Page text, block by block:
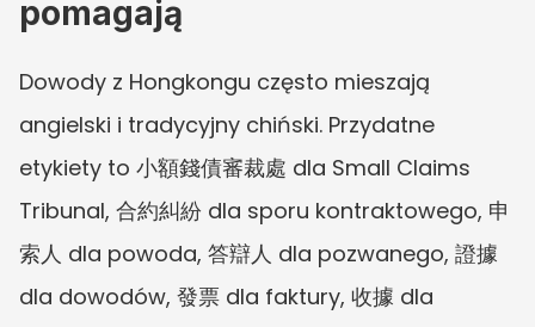
pomagają
Dowody z Hongkongu często mieszają
angielski i tradycyjny chiński. Przydatne
etykiety to 小額錢債審裁處 dla Small Claims
Tribunal, 合約糾紛 dla sporu kontraktowego, 申
索人 dla powoda, 答辯人 dla pozwanego, 證據
dla dowodów, 發票 dla faktury, 收據 dla